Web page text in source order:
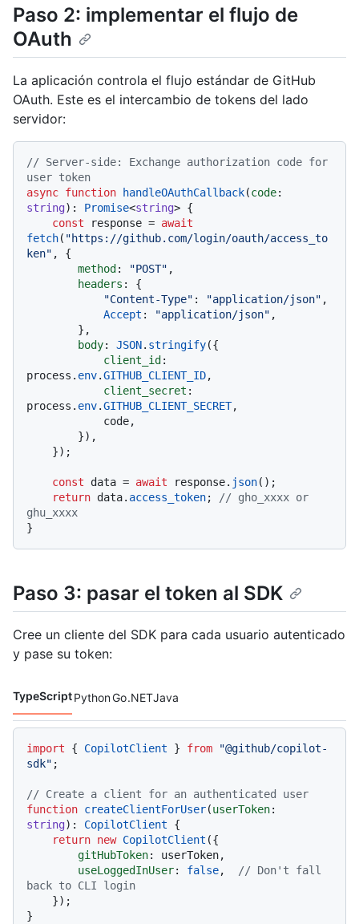
Paso 2: implementar el flujo de
OAuth
La aplicación controla el flujo estándar de GitHub
OAuth. Este es el intercambio de tokens del lado
servidor:
// Server-side: Exchange authorization code for
user token
async function handleOAuthCallback(code
string): Promise<string> {
const response = await
fetch( "https://github.com/login/oauth/access_to
ken" , {
method : "POST" ,
headers : {
"Content-Type" : "application/json" ,
Accept : "application/json" ,
body: JSON. stringify({
client_id :
process. env.GITHUB_CLIENT_ID,
client_secret :
process. env.GITHUB_CLIENT_SECRET,
const data = await response. json();
return data. access_token; // gho_xxxx or
ghu_xxxx
Paso 3: pasar el token al SDK
Cree un cliente del SDK para cada usuario autenticado
y pase su token:
Lenguajes de código navigation
TypeScriptPythonGo.NETJava
import { CopilotClient } from
"@github/copilot-
sdk" ;
// Create a client for an authenticated user
function createClientForUser(userToken
string): CopilotClient {
return new CopilotClient ({
gitHubToken: userToken,
useLoggedInUser: false, // Don't fall
back to CLI login
}